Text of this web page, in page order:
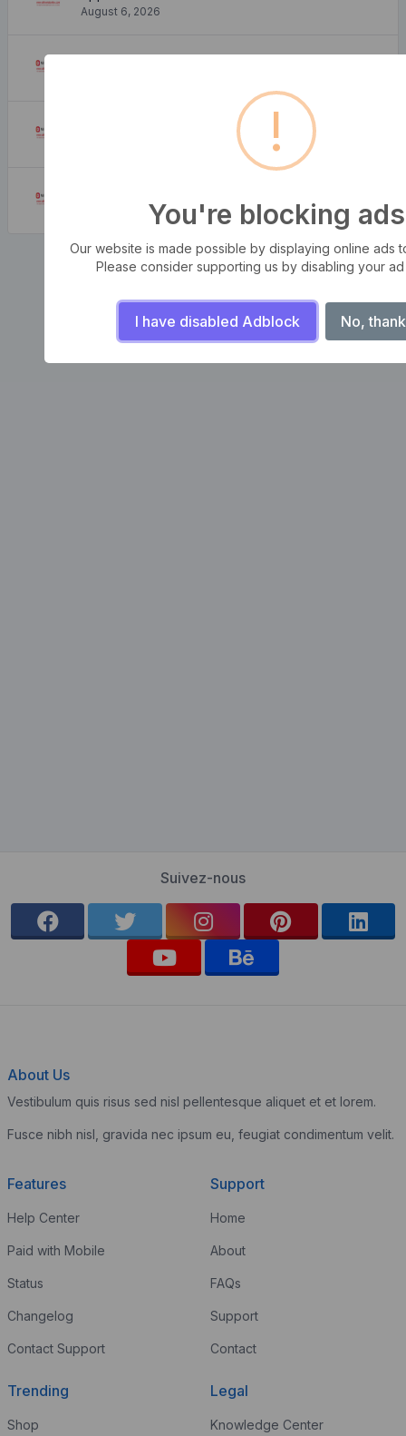
August 6, 2026
August 6, 2026
Suivez-nous
About Us
Vestibulum quis risus sed nisl pellentesque aliquet et et lorem.
Fusce nibh nisl, gravida nec ipsum eu, feugiat condimentum velit.
Features
Help Center
Paid with Mobile
Status
Changelog
Contact Support
Support
Home
About
FAQs
Support
Contact
Trending
Shop
Legal
Knowledge Center
!
You're blocking ads
Our website is made possible by displaying online ads
Please consider supporting us by disabling your
I have disabled Adblock No,